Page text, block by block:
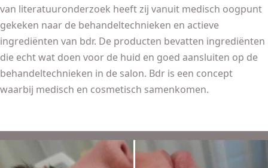
van literatuuronderzoek heeft zij vanuit medisch oogpunt
gekeken naar de behandeltechnieken en actieve
ingrediënten van bdr. De producten bevatten ingrediënten
die echt wat doen voor de huid en goed aansluiten op de
behandeltechnieken in de salon. Bdr is een concept
waarbij medisch en cosmetisch samenkomen.